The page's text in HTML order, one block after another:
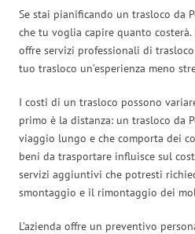
Se stai pianificando un trasloco da
che tu voglia capire quanto costerà.
offre servizi professionali di
tuo trasloco un’esperienza meno
I costi di un trasloco possono
primo è la distanza: un trasloco da
viaggio lungo e che comporta dei
beni da trasportare influisce sul
servizi aggiuntivi che potresti
smontaggio e il rimontaggio dei
L’azienda offre un preventivo